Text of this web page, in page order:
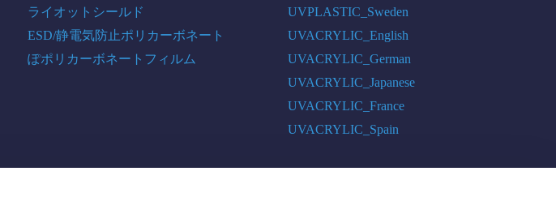
ライオットシールド
ESD/静電気防止ポリカーボネート
ぽポリカーボネートフィルム
UVPLASTIC_Sweden
UVACRYLIC_English
UVACRYLIC_German
UVACRYLIC_Japanese
UVACRYLIC_France
UVACRYLIC_Spain